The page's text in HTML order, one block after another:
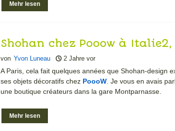
Mehr lesen
Shohan chez Pooow à Italie2,
Beaugrenelle, etc.
von Yvon Luneau 2 Jahre vor
A Paris, cela fait quelques années que Shohan-design
ses objets décoratifs chez PoooW . Je vous en avais
une boutique créateurs dans la gare Montparnasse.
Mehr lesen